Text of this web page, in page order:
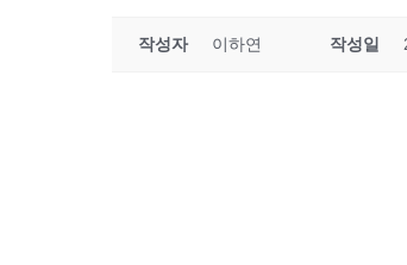
작성자 이하연 작성일